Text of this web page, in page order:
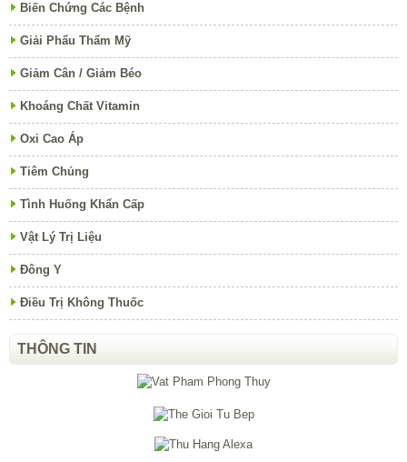
Biến Chứng Các Bệnh
Giải Phẩu Thẩm Mỹ
Giảm Cân / Giảm Béo
Khoáng Chất Vitamin
Oxi Cao Áp
Tiêm Chủng
Tình Huống Khẩn Cấp
Vật Lý Trị Liệu
Đông Y
Điều Trị Không Thuốc
THÔNG TIN